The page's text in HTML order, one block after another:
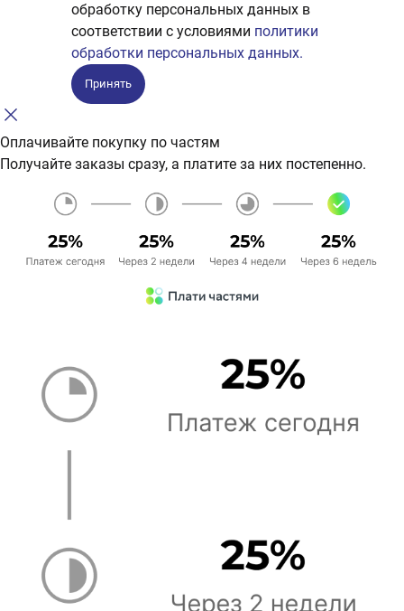
обработку персональных данных в
соответствии с условиями политики
обработки персональных данных.
Принять
Оплачивайте покупку по частям
Получайте заказы сразу, а платите за них постепенно.